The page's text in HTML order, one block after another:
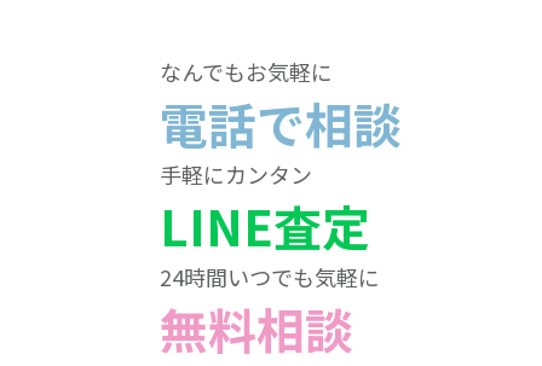
なんでもお気軽に
電話で相談
手軽にカンタン
LINE査定
24時間いつでも気軽に
無料相談